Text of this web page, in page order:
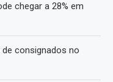
chegar a 28% em
consignados no